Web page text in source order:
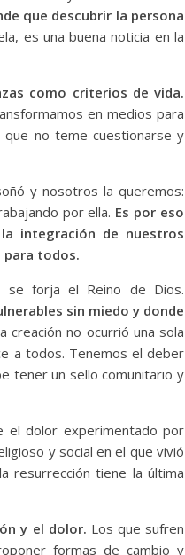
que descubrir la persona
es una buena noticia en la
como criterios de vida.
en medios para
que no teme cuestionarse y
y nosotros la queremos:
por ella. Es por eso
integración de nuestros
para todos.
se forja el Reino de Dios.
sin miedo y donde
creación no ocurrió una sola
a todos. Tenemos el deber
tener un sello comunitario y
el dolor experimentado por
y social en el que vivió
resurrección tiene la última
y el dolor. Los que sufren
formas de cambio y